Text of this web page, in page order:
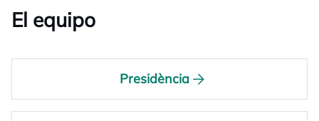
El equipo
Presidència